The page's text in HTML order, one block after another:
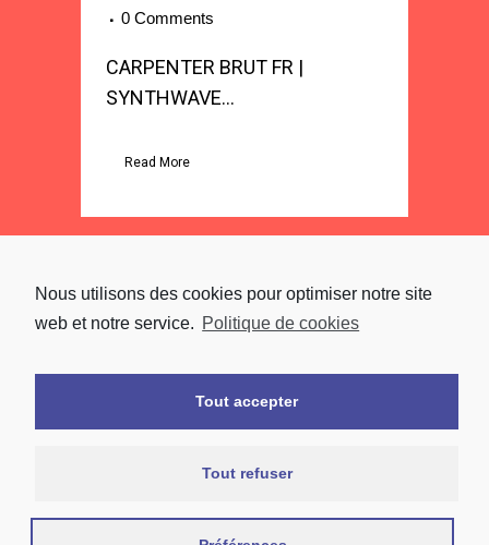
0 Comments
CARPENTER BRUT FR |
SYNTHWAVE...
Read More
LATEST POSTS
CATÉGORIES
Nous utilisons des cookies pour optimiser notre site
web et notre service. Politique de cookies
Tout accepter
Tout refuser